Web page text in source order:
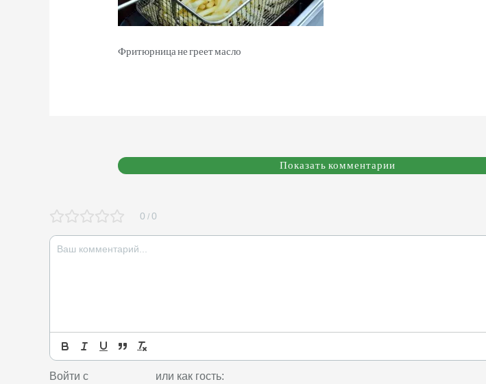
Фритюрница не греет масло
Показать комментарии
0 / 0
Войти с или как гость: